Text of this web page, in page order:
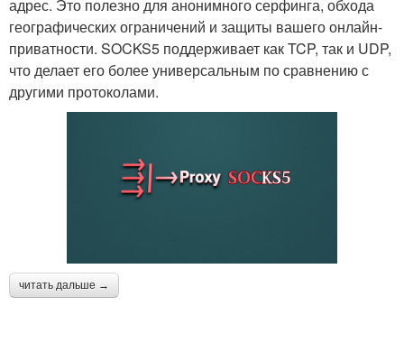
адрес. Это полезно для анонимного серфинга, обхода
географических ограничений и защиты вашего онлайн-
приватности. SOCKS5 поддерживает как TCP, так и UDP,
что делает его более универсальным по сравнению с
другими протоколами.
читать дальше →